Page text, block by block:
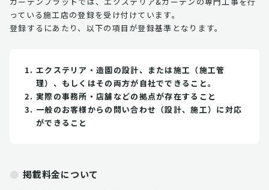
っている施工店の登録を受け付けています。
登録するにあたり、以下の項目が登録基準となります。
エクステリア・造園の設計、または施工（施工管
理）、もしくはその両方が自社でできること。
実際の事務所・店舗などの拠点が存在すること
一般のお客様からの問い合わせ（設計、施工）に対応
ができること
掲載料金について